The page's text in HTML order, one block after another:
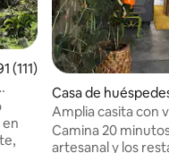
promedio: 4.91 de
(111)
en
Casa de
e de Antón
Amplia casita con
Camina 20
artesanal y los